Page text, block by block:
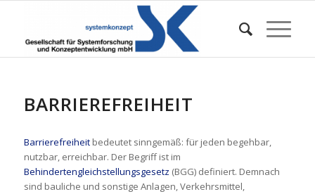
BARRIEREFREIHEIT
Barrierefreiheitbedeutet sinngemäß: für jeden begehbar,
nutzbar, erreichbar. Der Begriff ist im
Behindertengleichstellungsgesetz (BGG) definiert. Demnach
sind bauliche und sonstige Anlagen, Verkehrsmittel,